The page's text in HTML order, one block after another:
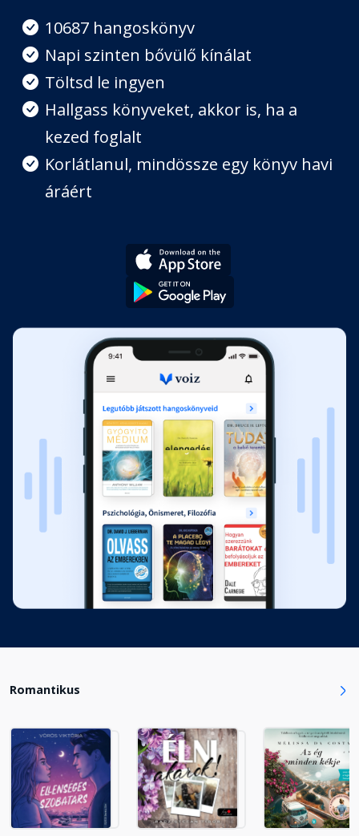
8. fejezet
Fejezet hossza: 00:12:03
9. fejezet
Fejezet hossza: 00:08:49
Fejezet hossza: 00:13:29
12. fejezet
Fejezet hossza: 00:13:42
13. fejezet
Fejezet hossza: 00:14:45
14. fejezet
Fejezet hossza: 00:10:16
15. fejezet
Fejezet hossza: 00:12:13
17. fejezet
Fejezet hossza: 00:09:04
18. fejezet
Fejezet hossza: 00:20:19
10687 hangoskönyv
Napi szinten bővülő kínálat
Töltsd le ingyen
Hallgass könyveket, akkor is, ha a
kezed foglalt
Korlátlanul, mindössze egy könyv havi
áráért
Romantikus